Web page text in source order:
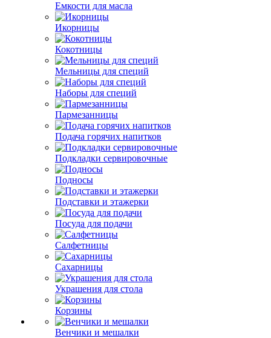
Емкости для масла
Икорницы
Кокотницы
Мельницы для специй
Наборы для специй
Пармезанницы
Подача горячих напитков
Подкладки сервировочные
Подносы
Подставки и этажерки
Посуда для подачи
Салфетницы
Сахарницы
Украшения для стола
Корзины
Венчики и мешалки